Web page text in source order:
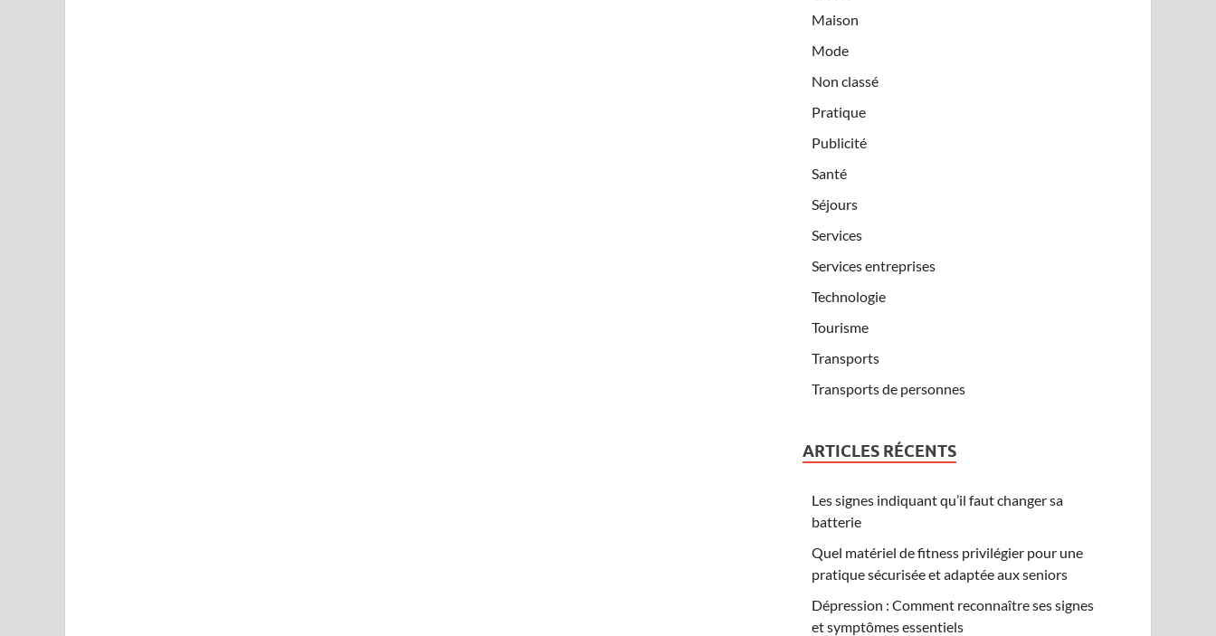
Maison
Mode
Non classé
Pratique
Publicité
Santé
Séjours
Services
Services entreprises
Technologie
Tourisme
Transports
Transports de personnes
ARTICLES RÉCENTS
Les signes indiquant qu’il faut changer sa
batterie
Quel matériel de fitness privilégier pour une
pratique sécurisée et adaptée aux seniors
Dépression : Comment reconnaître ses signes
et symptômes essentiels